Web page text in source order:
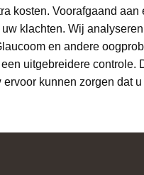
kosten. Voorafgaand aan
klachten. Wij
en andere
uitgebreidere controle.
kunnen zorgen dat